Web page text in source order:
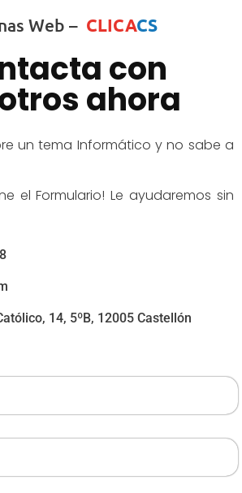
Web – CLICACS
con
ahora
un tema Informático y no sabe a
el Formulario! Le ayudaremos sin
14, 5ºB, 12005 Castellón